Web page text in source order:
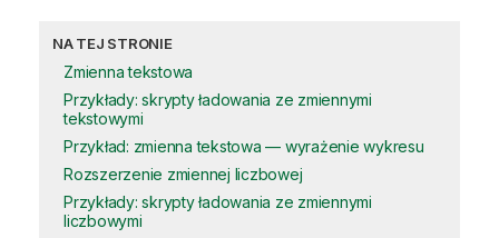
NA TEJ STRONIE
Zmienna tekstowa
Przykłady: skrypty ładowania ze zmiennymi
tekstowymi
Przykład: zmienna tekstowa — wyrażenie wykresu
Rozszerzenie zmiennej liczbowej
Przykłady: skrypty ładowania ze zmiennymi
liczbowymi